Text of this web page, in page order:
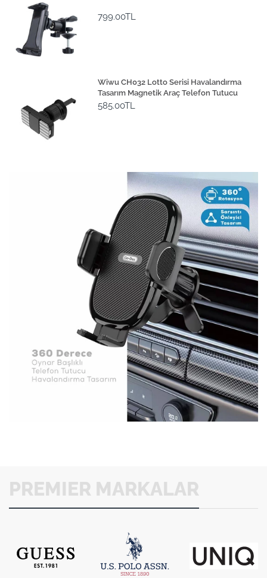
799.00TL
Wiwu CH032 Lotto Serisi Havalandırma
Tasarım Magnetik Araç Telefon Tutucu
585.00TL
PREMIER MARKALAR